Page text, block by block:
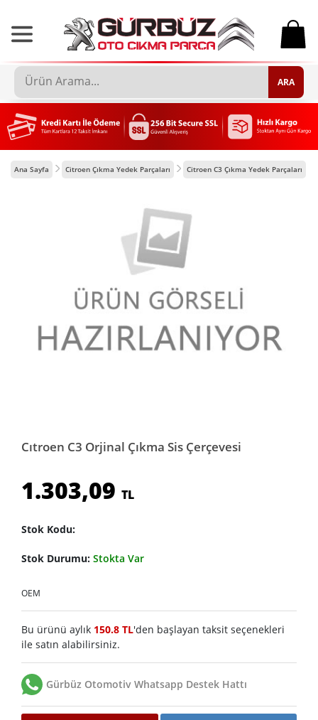
0
ARA
Ana Sayfa Citroen Çıkma Yedek Parçaları Citroen C3 Çıkma Yedek Parçaları
Cıtroen C3 Orjinal Çıkma Sis Çerçevesi
1.303,09 TL
Stok Kodu:
Stok Durumu: Stokta Var
OEM
Bu ürünü aylık 150.8 TL'den başlayan taksit seçenekleri
ile satın alabilirsiniz.
Gürbüz Otomotiv Whatsapp Destek Hattı